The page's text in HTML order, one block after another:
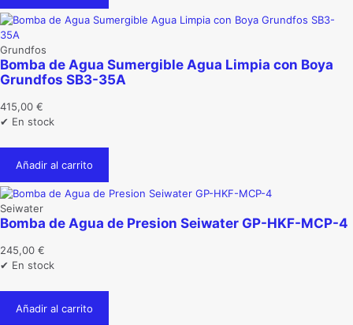
Grundfos
Bomba de Agua Sumergible Agua Limpia con Boya
Grundfos SB3-35A
415,00 €
✔ En stock
Añadir al carrito
Seiwater
Bomba de Agua de Presion Seiwater GP-HKF-MCP-4
245,00 €
✔ En stock
Añadir al carrito